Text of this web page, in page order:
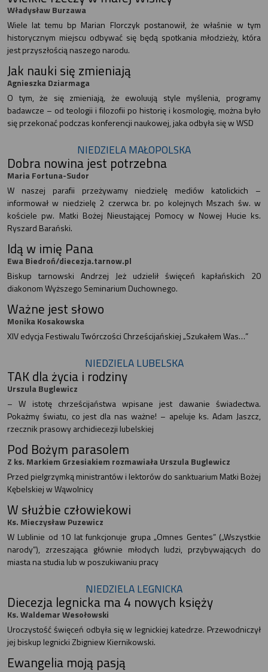
Władysław Burzawa
Wiele lat temu bp Marian Florczyk postanowił, że właśnie w tym
historycznym miejscu odbywać się będą spotkania młodzieży, która
jest przyszłością naszego narodu.
Jak nauki się zmieniają
Agnieszka Dziarmaga
O tym, że się zmieniają, że ewoluują style myślenia, programy
badawcze – od teologii i filozofii po historię i kosmologię, można było
się przekonać podczas konferencji naukowej, jaka odbyła się w WSD
NIEDZIELA MAŁOPOLSKA
Dobra nowina jest potrzebna
Maria Fortuna-Sudor
W naszej parafii przeżywamy niedzielę mediów katolickich –
informował w niedzielę 2 czerwca br. po kolejnych Mszach św. w
kościele pw. Matki Bożej Nieustającej Pomocy w Nowej Hucie ks.
Ryszard Barański.
Idą w imię Pana
Ewa Biedroń/diecezja.tarnow.pl
Biskup tarnowski Andrzej Jeż udzielił święceń kapłańskich 20
diakonom Wyższego Seminarium Duchownego.
Ważne jest słowo
Monika Kosakowska
XIV edycja Festiwalu Twórczości Chrześcijańskiej „Szukałem Was…”
NIEDZIELA LUBELSKA
TAK dla życia i rodziny
Urszula Buglewicz
– W istotę chrześcijaństwa wpisane jest dawanie świadectwa.
Pokażmy światu, co jest dla nas ważne! – apeluje ks. Adam Jaszcz,
rzecznik prasowy archidiecezji lubelskiej
Pod Bożym parasolem
Z ks. Markiem Grzesiakiem rozmawiała Urszula Buglewicz
Przed pielgrzymką ministrantów i lektorów do sanktuarium Matki Bożej
Kębelskiej w Wąwolnicy
W służbie człowiekowi
Ks. Mieczysław Puzewicz
W Lublinie od 10 lat funkcjonuje grupa „Omnes Gentes” („Wszystkie
narody”), zrzeszająca głównie młodych ludzi, przybywających do
miasta na studia lub w poszukiwaniu pracy
NIEDZIELA LEGNICKA
Diecezja legnicka ma 4 nowych księży
Ks. Waldemar Wesołowski
Uroczystość święceń odbyła się w legnickiej katedrze. Przewodniczył
jej biskup legnicki Zbigniew Kiernikowski.
Ewangelia moją pasją